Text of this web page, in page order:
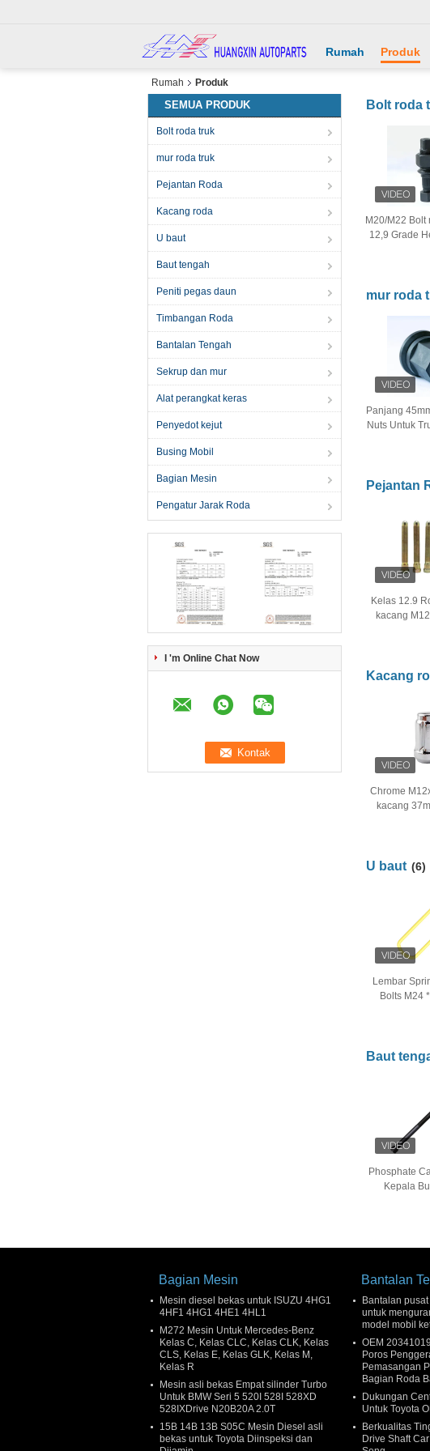
Rumah Produk
Rumah Produk
SEMUA PRODUK
Bolt roda truk
mur roda truk
Pejantan Roda
Kacang roda
U baut
Baut tengah
Peniti pegas daun
Timbangan Roda
Bantalan Tengah
Sekrup dan mur
Alat perangkat keras
Penyedot kejut
Busing Mobil
Bagian Mesin
Pengatur Jarak Roda
I 'm Online Chat Now
Bolt roda
M20/M22 Bolt
12,9 Grade
mur roda
Panjang
Nuts Untuk
Pejantan
Kelas 12.9
kacang
Kacang
Chrome
kacang
U baut (6)
Lembar
Bolts M24
Baut
Phosphate
Kepala
Bagian Mesin
Mesin diesel bekas untuk ISUZU 4HG1
4HF1 4HG1 4HE1 4HL1
M272 Mesin Untuk Mercedes-Benz
Kelas C, Kelas CLC, Kelas CLK, Kelas
CLS, Kelas E, Kelas GLK, Kelas M,
Kelas R
Mesin asli bekas Empat silinder Turbo
Untuk BMW Seri 5 520I 528I 528XD
528IXDrive N20B20A 2.0T
15B 14B 13B S05C Mesin Diesel asli
bekas untuk Toyota Diinspeksi dan
Bantalan
Bantalan
untuk
model mobil
OEM
Poros
Pemasangan
Bagian Roda
Dukungan
Untuk Toyota
Berkualitas
Drive Shaft